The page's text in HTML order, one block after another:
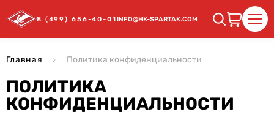
8 (499) 656-40-01INFO@HK-SPARTAK.COM
Главная Политика конфиденциальности
ПОЛИТИКА
КОНФИДЕНЦИАЛЬНОСТИ